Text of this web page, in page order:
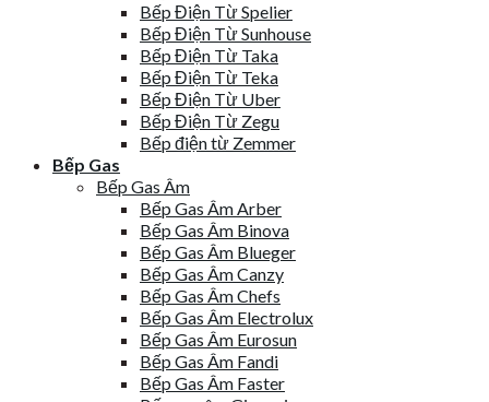
Bếp Điện Từ Spelier
Bếp Điện Từ Sunhouse
Bếp Điện Từ Taka
Bếp Điện Từ Teka
Bếp Điện Từ Uber
Bếp Điện Từ Zegu
Bếp điện từ Zemmer
Bếp Gas
Bếp Gas Âm
Bếp Gas Âm Arber
Bếp Gas Âm Binova
Bếp Gas Âm Blueger
Bếp Gas Âm Canzy
Bếp Gas Âm Chefs
Bếp Gas Âm Electrolux
Bếp Gas Âm Eurosun
Bếp Gas Âm Fandi
Bếp Gas Âm Faster